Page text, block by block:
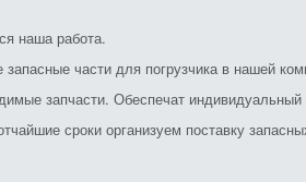
наша работа.
части для погрузчика в нашей
запчасти. Обеспечат
сроки организуем поставку